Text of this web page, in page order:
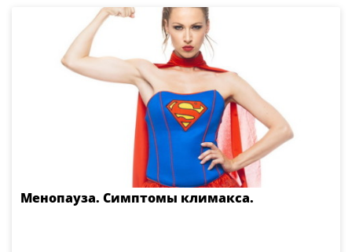
Менопауза. Симптомы климакса.